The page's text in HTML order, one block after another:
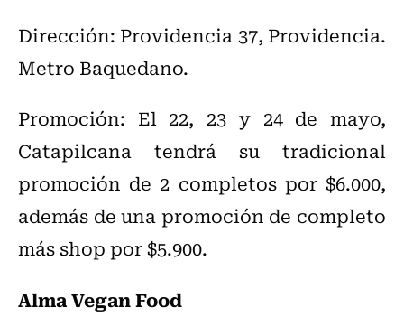
Dirección: Providencia 37, Providencia.
Metro Baquedano.
Promoción: El 22, 23 y 24 de mayo,
Catapilcana tendrá su tradicional
promoción de 2 completos por $6.000,
además de una promoción de completo
más shop por $5.900.
Alma Vegan Food